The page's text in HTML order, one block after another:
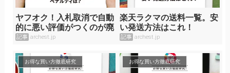
ヤフオク！入札取消で自動
的に悪い評価がつくのが廃
止。ペナルティは？
記事 archest.jp
楽天ラクマの送料一覧。安
い発送方法はこれ！
記事 archest.jp
お得な買い方徹底研究 お得な買い方徹底研究